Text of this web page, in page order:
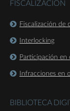
FISCALIZACIÓN
Fiscalización de
Interlocking
Participación en
Infracciones en
BIBLIOTECA